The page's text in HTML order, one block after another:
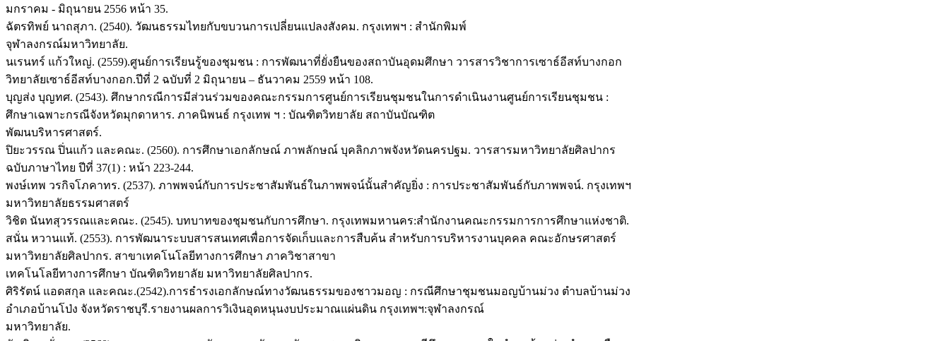
มกราคม - มิถุนายน 2556 หน้า 35.
ฉัตรทิพย์ นาถสุภา. (2540). วัฒนธรรมไทยกับขบวนการเปลี่ยนแปลงสังคม. กรุงเทพฯ : สำนักพิมพ์
จุฬาลงกรณ์มหาวิทยาลัย.
นเรนทร์ แก้วใหญ่. (2559).ศูนย์การเรียนรู้ของชุมชน : การพัฒนาที่ยั่งยืนของสถาบันอุดมศึกษา วารสารวิชาการเซาธ์อีสท์บางกอก
วิทยาลัยเซาธ์อีสท์บางกอก.ปีที่ 2 ฉบับที่ 2 มิถุนายน – ธันวาคม 2559 หน้า 108.
บุญส่ง บุญทศ. (2543). ศึกษากรณีการมีส่วนร่วมของคณะกรรมการศูนย์การเรียนชุมชนในการดำเนินงานศูนย์การเรียนชุมชน :
ศึกษาเฉพาะกรณีจังหวัดมุกดาหาร. ภาคนิพนธ์ กรุงเทพ ฯ : บัณฑิตวิทยาลัย สถาบันบัณฑิต
พัฒนบริหารศาสตร์.
ปิยะวรรณ ปิ่นแก้ว และคณะ. (2560). การศึกษาเอกลักษณ์ ภาพลักษณ์ บุคลิกภาพจังหวัดนครปฐม. วารสารมหาวิทยาลัยศิลปากร
ฉบับภาษาไทย ปีที่ 37(1) : หน้า 223-244.
พงษ์เทพ วรกิจโภคาทร. (2537). ภาพพจน์กับการประชาสัมพันธ์ในภาพพจน์นั้นสำคัญยิ่ง : การประชาสัมพันธ์กับภาพพจน์. กรุงเทพฯ
มหาวิทยาลัยธรรมศาสตร์
วิชิต นันทสุวรรณและคณะ. (2545). บทบาทของชุมชนกับการศึกษา. กรุงเทพมหานคร:สำนักงานคณะกรรมการการศึกษาแห่งชาติ.
สนั่น หวานแท้. (2553). การพัฒนาระบบสารสนเทศเพื่อการจัดเก็บและการสืบค้น สำหรับการบริหารงานบุคคล คณะอักษรศาสตร์
มหาวิทยาลัยศิลปากร. สาขาเทคโนโลยีทางการศึกษา ภาควิชาสาขา
เทคโนโลยีทางการศึกษา บัณฑิตวิทยาลัย มหาวิทยาลัยศิลปากร.
ศิริรัตน์ แอดสกุล และคณะ.(2542).การธำรงเอกลักษณ์ทางวัฒนธรรมของชาวมอญ : กรณีศึกษาชุมชนมอญบ้านม่วง ตำบลบ้านม่วง
อำเภอบ้านโป่ง จังหวัดราชบุรี.รายงานผลการวิเงินอุดหนุนงบประมาณแผ่นดิน กรุงเทพฯ:จุฬาลงกรณ์
มหาวิทยาลัย.